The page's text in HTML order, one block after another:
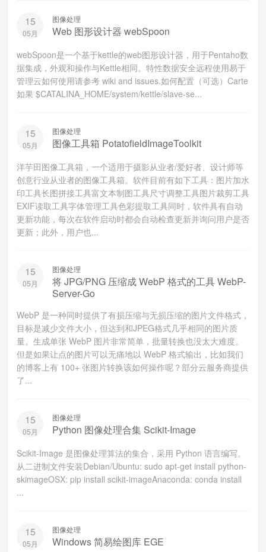
15
05月
图像处理
Web 图形设计器 webSpoon
webSpoon是一个基于kettle的web图形设计器，用于Pentaho数
据集成，外观和操作与Kettle相同。特性数据安全远程使用易于
管理云如何使用请参考 wiki and issues.如何配置（可选）Carte
如果 $CATALINA_HOME/system/kettle/slave-se...
15
05月
图像处理
图像工具箱 PotatofieldImageToolkit
洋芋田图像工具箱，一个适用于摄影从业者/爱好者、设计师等
创意行业从业者的图像工具箱。软件目前有如下工具：图片加水
印工具长图拼接工具富文本制图工具尺寸调整工具图片裁剪工具
EXIF读取工具字体管理工具色彩提取工具同时，软件具有自动
更新功能，每次在软件启动时都会自动检查更新并询问用户是否
更新；此外，用户也...
15
05月
图像处理
将 JPG/PNG 压缩成 WebP 格式的工具 WebP-
Server-Go
WebP 是一种同时提供了有损压缩与无损压缩的图片文件格式，
目标是减少文件大小，但达到和JPEG格式几乎相同的图片质
量。生成单张 WebP 图片非常简单，批量转换也没太大难度。
但是如果让点的图片可以无痛地以 WebP 格式输出，比如我们
的博客上有 100+ 张图片转换该如何操作呢？部分云服务商提供
了...
15
05月
图像处理
Python 图像处理合集 Scikit-Image
Scikit-Image 是图像处理算法的集合，采用 Python 语言编写。
从二进制文件安装Debian/Ubuntu: sudo apt-get install python-
skimageOSX: pip install scikit-imageAnaconda: conda install
...
15
05月
图像处理
Windows 简易绘图库 EGE